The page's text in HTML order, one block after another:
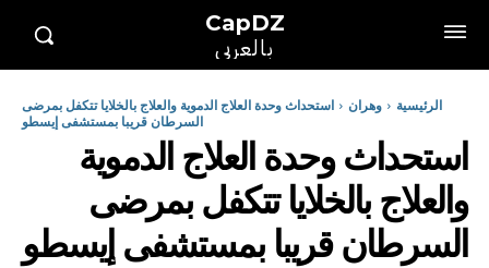
CapDZ
بالعربي
الرئيسية وهران
استحداث وحدة العلاج الدموية والعلاج بالخلايا تتكفل بمرضى
السرطان قريبا بمستشفى إيسطو
استحداث وحدة العلاج الدموية
والعلاج بالخلايا تتكفل بمرضى
السرطان قريبا بمستشفى إيسطو